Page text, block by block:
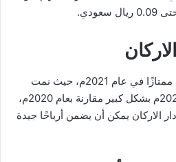
كان الاستثمار في دار الأركان ممتازًا في عام 2021م، حيث نمت
أرباح سهم الاركان في عام 2021م بشكل كبير مقارنة بعام 2020م،
الاركان يمكن أن يضمن أرباحًا جيدة